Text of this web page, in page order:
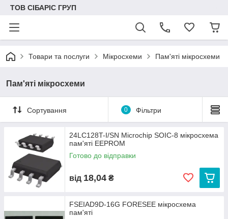
ТОВ СІБАРІС ГРУП
Товари та послуги Мікросхеми Пам'яті мікросхеми
Пам'яті мікросхеми
Сортування 0 Фільтри
24LC128T-I/SN Microchip SOIC-8 мікросхема
пам'яті EEPROM
Готово до відправки
від 18,04 ₴
FSEIAD9D-16G FORESEE мікросхема
пам'яті